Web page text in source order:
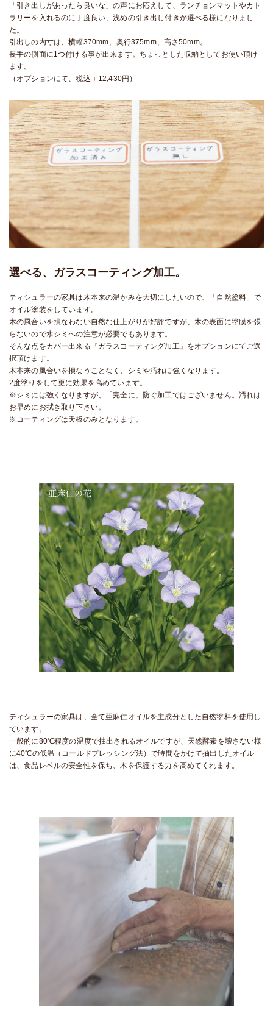
「引き出しがあったら良いな」の声にお応えして、ランチョンマットやカト
ラリーを入れるのに丁度良い、浅めの引き出し付きが選べる様になりまし
た。
引出しの内寸は、横幅370mm、奥行375mm、高さ50mm。
長手の側面に1つ付ける事が出来ます。ちょっとした収納としてお使い頂け
ます。
（オプションにて、税込＋12,430円）
選べる、ガラスコーティング加工。
ティシュラーの家具は木本来の温かみを大切にしたいので、「自然塗料」で
オイル塗装をしています。
木の風合いを損なわない自然な仕上がりが好評ですが、木の表面に塗膜を張
らないので水シミへの注意が必要でもあります。
そんな点をカバー出来る『ガラスコーティング加工』をオプションにてご選
択頂けます。
木本来の風合いを損なうことなく、シミや汚れに強くなります。
2度塗りをして更に効果を高めています。
※シミには強くなりますが、「完全に」防ぐ加工ではございません。汚れは
お早めにお拭き取り下さい。
※コーティングは天板のみとなります。
ティシュラーの家具は、全て亜麻仁オイルを主成分とした自然塗料を使用し
ています。
一般的に80℃程度の温度で抽出されるオイルですが、天然酵素を壊さない様
に40℃の低温（コールドプレッシング法）で時間をかけて抽出したオイル
は、食品レベルの安全性を保ち、木を保護する力を高めてくれます。